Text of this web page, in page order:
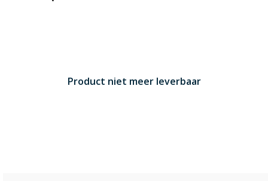
Product niet meer leverbaar